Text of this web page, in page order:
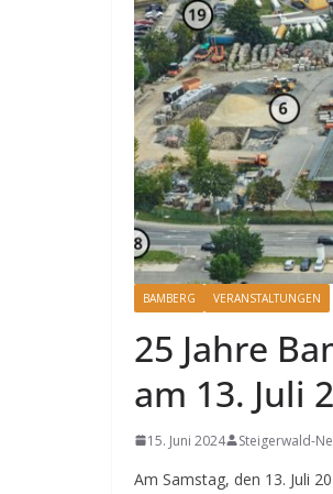
BAMBERG VERANSTALTUNGEN
25 Jahre
am 13. Juli
15. Juni 2024 Steigerwald-
Am Samstag, den 13. Juli